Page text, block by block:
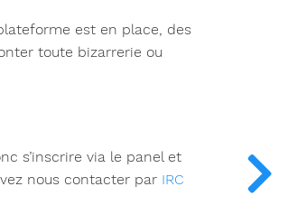
est en place, des
toute bizarrerie ou
s’inscrire via le panel et
nous contacter par IRC